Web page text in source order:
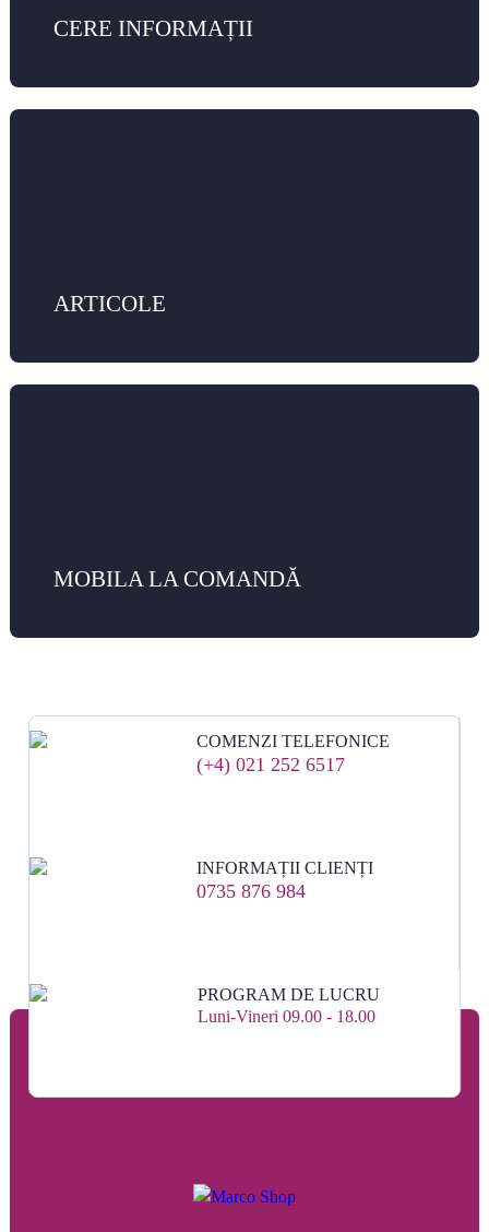
CERE INFORMAȚII
ARTICOLE
MOBILA LA COMANDĂ
COMENZI TELEFONICE
(+4) 021 252 6517
INFORMAȚII CLIENȚI
0735 876 984
PROGRAM DE LUCRU
Luni-Vineri 09.00 - 18.00